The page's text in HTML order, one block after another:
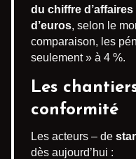
du chiffre d’affaires
d’euros, selon le
comparaison, les
seulement » à 4 %.
Les
conformité
Les acteurs – de
dès aujourd’hui :